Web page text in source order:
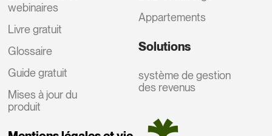
webinaires
Livre gratuit
Glossaire
Guide gratuit
Mises à jour du
produit
Appartements
Solutions
système de gestion
des revenus